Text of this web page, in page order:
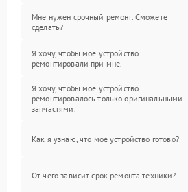
Мне нужен срочный ремонт. Сможете
сделать?
Я хочу, чтобы мое устройство
ремонтировали при мне.
Я хочу, чтобы мое устройство
ремонтировалось только оригинальными
запчастями.
Как я узнаю, что мое устройство готово?
От чего зависит срок ремонта техники?